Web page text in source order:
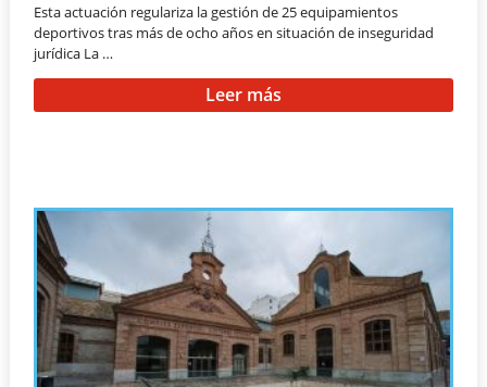
Esta actuación regulariza la gestión de 25 equipamientos
deportivos tras más de ocho años en situación de inseguridad
jurídica La …
Leer más